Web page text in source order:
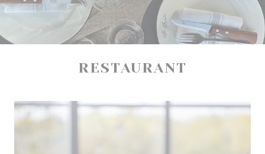
RESTAURANT